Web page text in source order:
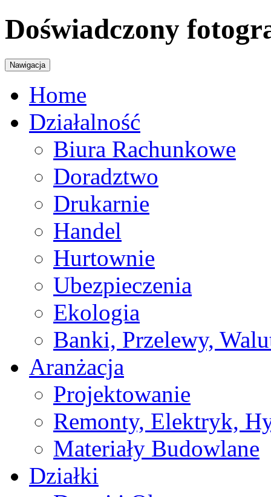
Doświadczony
Nawigacja
Home
Działalność
Biura Rachunkowe
Doradztwo
Drukarnie
Handel
Hurtownie
Ubezpieczenia
Ekologia
Banki, Przelewy,
Aranżacja
Projektowanie
Remonty, Elektryk,
Materiały Budowlane
Działki